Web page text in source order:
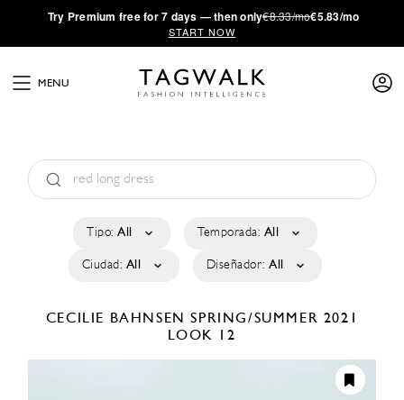
·Try Premium free for 7 days — then only€8.33/mo€5.83/mo
START NOW
MENU
Tipo: All Temporada: All
Ciudad: All Diseñador: All
CECILIE BAHNSENSPRING/SUMMER 2021
LOOK 12